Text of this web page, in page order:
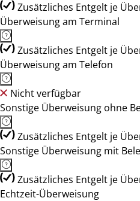
Zusätzliches Entgelt je
Überweisung am Terminal
Zusätzliches Entgelt je
Überweisung am Telefon
Nicht verfügbar
Sonstige Überweisung ohne
Zusätzliches Entgelt je
Sonstige Überweisung mit
Zusätzliches Entgelt je
Echtzeit-Überweisung